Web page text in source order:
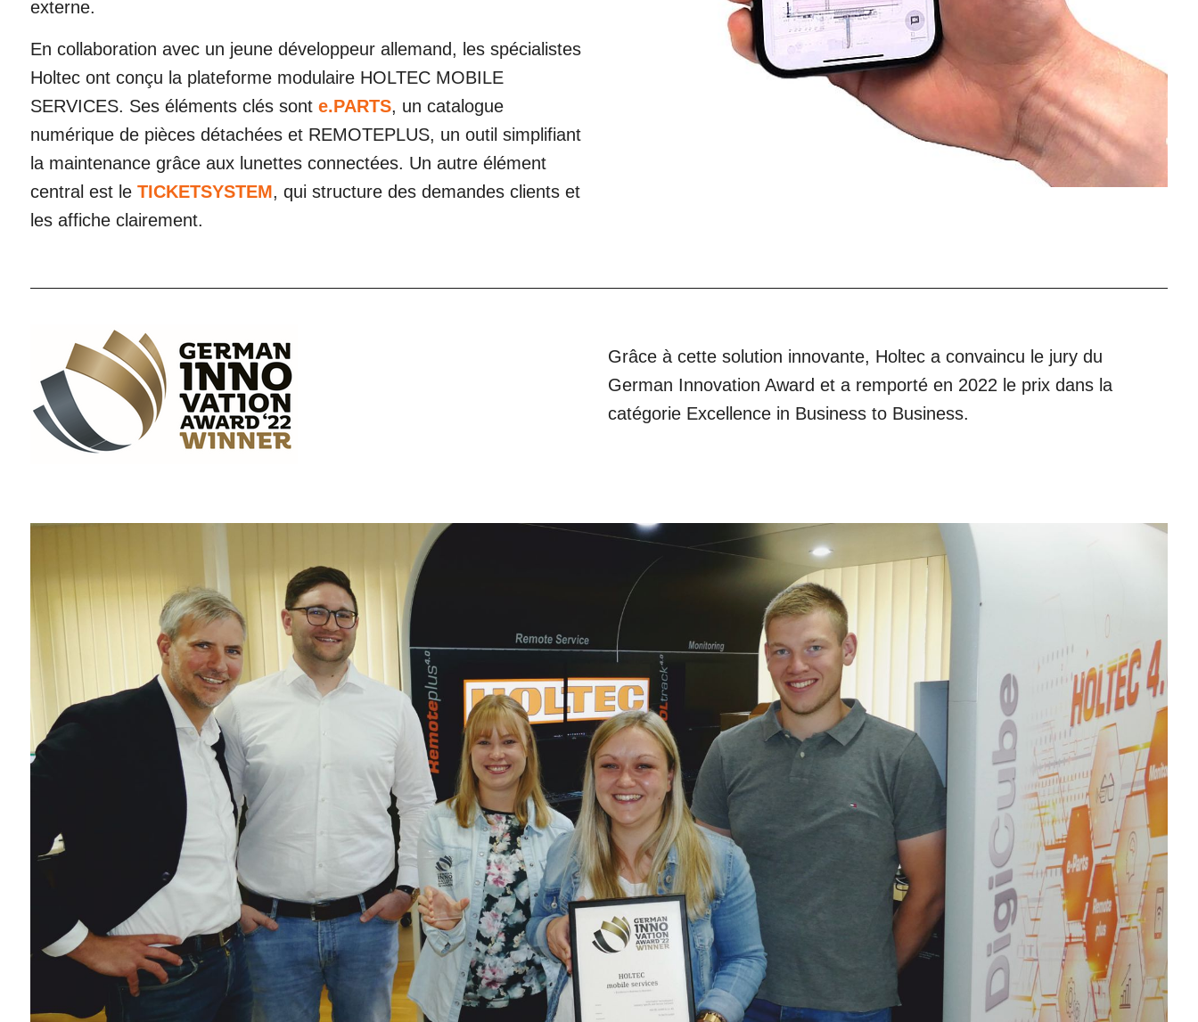
externe.
En collaboration avec un jeune développeur allemand, les spécialistes
Holtec ont conçu la plateforme modulaire HOLTEC MOBILE
SERVICES. Ses éléments clés sont e.PARTS, un catalogue
numérique de pièces détachées et REMOTEPLUS, un outil simplifiant
la maintenance grâce aux lunettes connectées. Un autre élément
central est le TICKETSYSTEM, qui structure des demandes clients et
les affiche clairement.
Grâce à cette solution innovante, Holtec a convaincu le jury du
German Innovation Award et a remporté en 2022 le prix dans la
catégorie Excellence in Business to Business.